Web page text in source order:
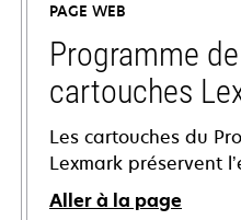
nouvel
onglet
PAGE WEB
Programme
cartouches
Les cartouches du
Lexmark préservent
Aller à la page